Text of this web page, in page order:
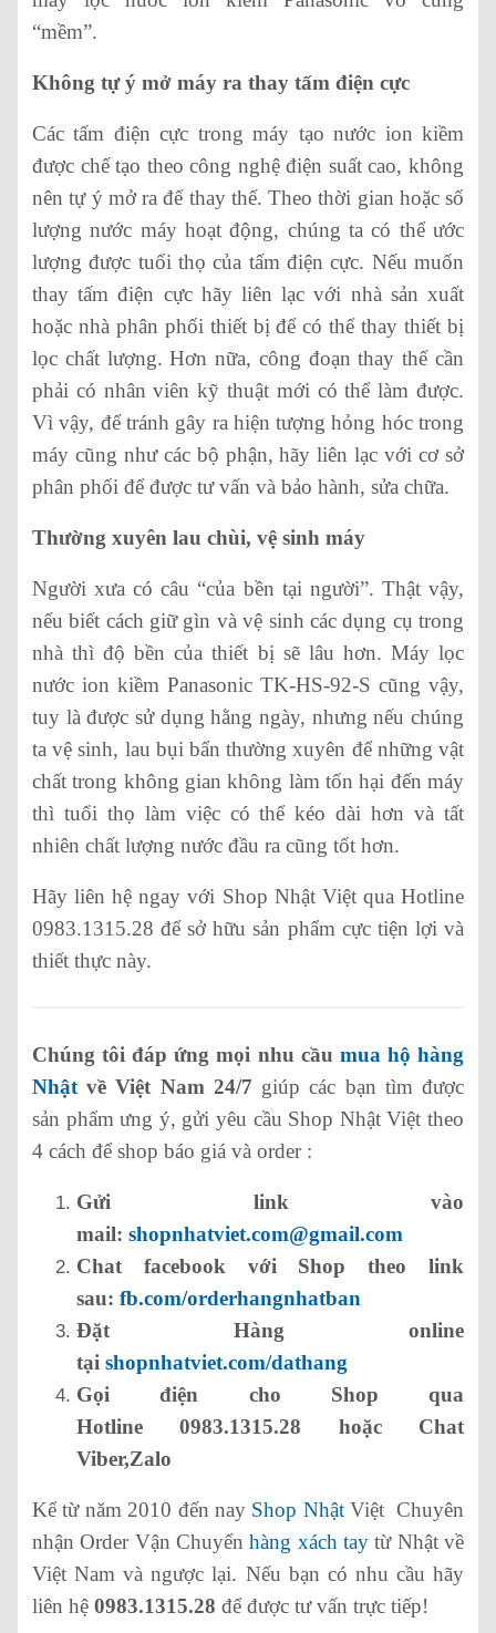
“mềm”.
Không tự ý mở máy ra thay tấm điện cực
Các tấm điện cực trong máy tạo nước ion kiềm
được chế tạo theo công nghệ điện suất cao, không
nên tự ý mở ra để thay thế. Theo thời gian hoặc số
lượng nước máy hoạt động, chúng ta có thể ước
lượng được tuổi thọ của tấm điện cực. Nếu muốn
thay tấm điện cực hãy liên lạc với nhà sản xuất
hoặc nhà phân phối thiết bị để có thể thay thiết bị
lọc chất lượng. Hơn nữa, công đoạn thay thế cần
phải có nhân viên kỹ thuật mới có thể làm được.
Vì vậy, để tránh gây ra hiện tượng hỏng hóc trong
máy cũng như các bộ phận, hãy liên lạc với cơ sở
phân phối để được tư vấn và bảo hành, sửa chữa.
Thường xuyên lau chùi, vệ sinh máy
Người xưa có câu “của bền tại người”. Thật vậy,
nếu biết cách giữ gìn và vệ sinh các dụng cụ trong
nhà thì độ bền của thiết bị sẽ lâu hơn. Máy lọc
nước ion kiềm Panasonic TK-HS-92-S cũng vậy,
tuy là được sử dụng hằng ngày, nhưng nếu chúng
ta vệ sinh, lau bụi bẩn thường xuyên để những vật
chất trong không gian không làm tổn hại đến máy
thì tuổi thọ làm việc có thể kéo dài hơn và tất
nhiên chất lượng nước đầu ra cũng tốt hơn.
Hãy liên hệ ngay với Shop Nhật Việt qua Hotline
0983.1315.28 để sở hữu sản phẩm cực tiện lợi và
thiết thực này.
Chúng tôi đáp ứng mọi nhu cầu mua hộ hàng
Nhật về Việt Nam 24/7 giúp các bạn tìm được
sản phẩm ưng ý, gửi yêu cầu Shop Nhật Việt theo
4 cách để shop báo giá và order :
Gửi link vào
mail: shopnhatviet.com@gmail.com
Chat facebook với Shop theo link
sau: fb.com/orderhangnhatban
Đặt Hàng online
tại shopnhatviet.com/dathang
Gọi điện cho Shop qua
Hotline 0983.1315.28 hoặc Chat
Viber,Zalo
Kể từ năm 2010 đến nay Shop NhậtViệt Chuyên
nhận Order Vận Chuyểnhàng xách tay từ Nhật về
Việt Nam và ngược lại. Nếu bạn có nhu cầu hãy
liên hệ 0983.1315.28 để được tư vấn trực tiếp!